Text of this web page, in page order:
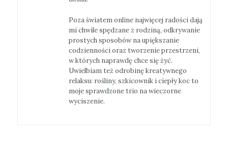
Poza światem online najwięcej radości dają
mi chwile spędzane z rodziną, odkrywanie
prostych sposobów na upiększanie
codzienności oraz tworzenie przestrzeni,
w których naprawdę chce się żyć.
Uwielbiam też odrobinę kreatywnego
relaksu: rośliny, szkicownik i ciepły koc to
moje sprawdzone trio na wieczorne
wyciszenie.